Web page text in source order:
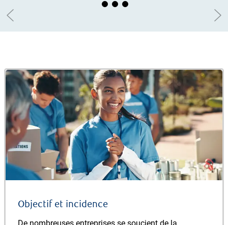
Objectif et incidence
De nombreuses entreprises se soucient de la